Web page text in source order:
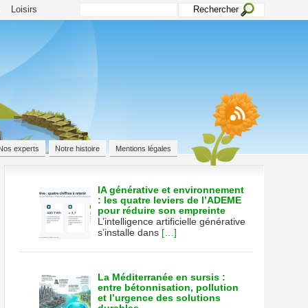
Loisirs
experts Notre histoire Mentions légales
IA générative et environnement
: les quatre leviers de l’ADEME
pour réduire son empreinte
L’intelligence artificielle générative
s’installe dans […]
La Méditerranée en sursis :
entre bétonnisation, pollution
et l’urgence des solutions